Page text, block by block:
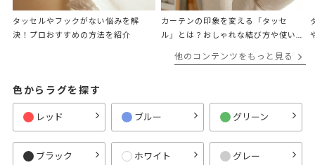
タッセルやフックがない悩みを解
決！プロおすすめの方法を紹介
カーテンの印象を変える「タッセ
ル」とは？おしゃれな結び方や使い
他のコンテンツをもっと見る
色からラグを探す
レッド ブルー グリーン
ブラック ホワイト グレー